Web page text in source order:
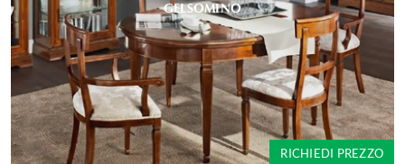
GELSOMINO
RICHIEDI PREZZO